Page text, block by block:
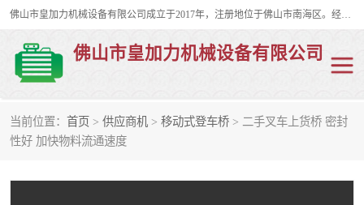
佛山市皇加力机械设备有限公司成立于2017年，注册地位于佛山市南海区。经营范围包括：其他机械设备及电子产品批发、电气设备批发、贸易代理、五金产品批发等；主要产品有：移动式登车桥、叉车装卸货平台、移动式升降机、升降货梯、油桶夹具、电动堆高车。
佛山市皇加力机械设备有限公司
当前位置： 首页 > 供应商机 > 移动式登车桥 > 二手叉车上货桥 密封
性好 加快物料流通速度
移动式登车桥
步行式电动堆高车 移动登车台